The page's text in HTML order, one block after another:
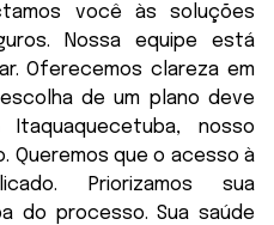
você às soluções
Nossa equipe está
Oferecemos clareza em
de um plano deve
nosso
Queremos que o acesso à
Priorizamos sua
do processo. Sua saúde